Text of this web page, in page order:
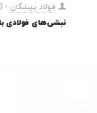
فولاد پیشگان -
نبشی‌های فولادی